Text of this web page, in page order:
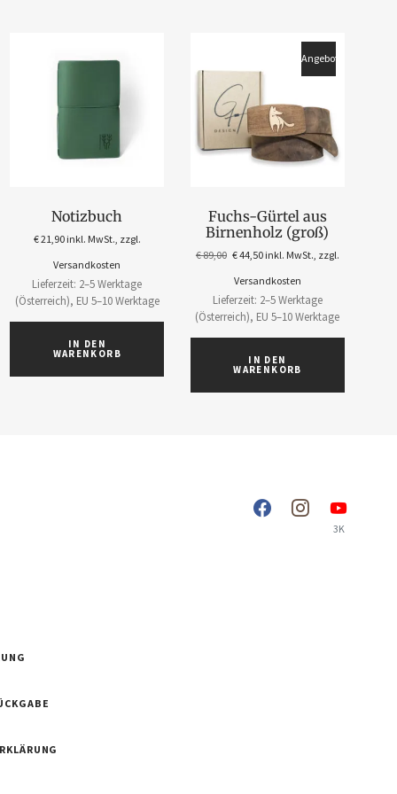
Notizbuch
€21,90 inkl. MwSt., zzgl.
Versandkosten
Lieferzeit: 2–5 Werktage
(Österreich), EU 5–10 Werktage
IN DEN
WARENKORB
Angebot!
Fuchs-Gürtel aus
Birnenholz (groß)
€89,00 €44,50 inkl. MwSt., zzgl.
Versandkosten
Lieferzeit: 2–5 Werktage
(Österreich), EU 5–10 Werktage
IN DEN
WARENKORB
3K